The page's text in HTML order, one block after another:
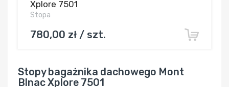
Xplore 7501
Stopa
780,00 zł / szt.
Stopy bagażnika dachowego Mont
Blnac Xplore 7501